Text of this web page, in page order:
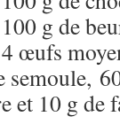
100 g de
4 œufs
semoule,
et 10 g de